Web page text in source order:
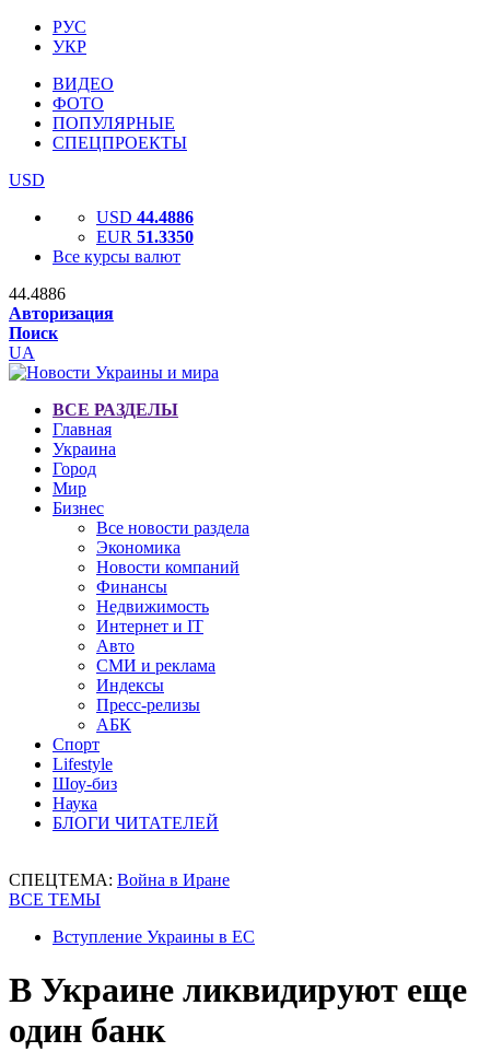
РУС
УКР
ВИДЕО
ФОТО
ПОПУЛЯРНЫЕ
СПЕЦПРОЕКТЫ
USD
USD 44.4886
EUR 51.3350
Все курсы валют
44.4886
Авторизация
Поиск
UA
ВСЕ РАЗДЕЛЫ
Главная
Украина
Город
Мир
Бизнес
Все новости раздела
Экономика
Новости компаний
Финансы
Недвижимость
Интернет и IT
Авто
СМИ и реклама
Индексы
Пресс-релизы
АБК
Спорт
Lifestyle
Шоу-биз
Наука
БЛОГИ ЧИТАТЕЛЕЙ
СПЕЦТЕМА: Война в Иране
ВСЕ ТЕМЫ
Вступление Украины в ЕС
В Украине ликвидируют еще
один банк